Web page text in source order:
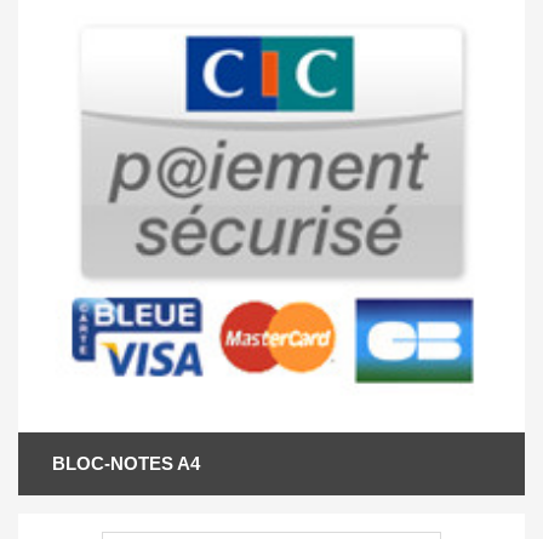
BLOC-NOTES A4